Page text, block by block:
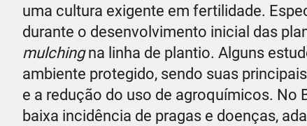
uma cultura exigente em fertilidade.
durante o desenvolvimento inicial das
mulchingna linha de plantio. Alguns
ambiente protegido, sendo suas
e a redução do uso de agroquímicos. No
baixa incidência de pragas e doenças,